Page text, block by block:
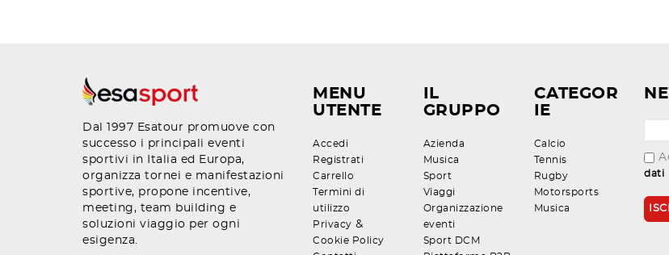
Dal 1997 Esatour promuove con
successo i principali eventi
sportivi in Italia ed Europa,
organizza tornei e manifestazioni
sportive, propone incentive,
meeting, team building e
soluzioni viaggio per ogni
esigenza.
MENU
UTENTE
Accedi
Registrati
Carrello
Termini di
utilizzo
Privacy &
Cookie Policy
IL
GRUPPO
Azienda
Musica
Sport
Viaggi
Organizzazione
eventi
Sport DCM
CATEGOR
IE
Calcio
Tennis
Rugby
Motorsports
Musica
dati